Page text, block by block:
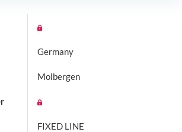
Germany
Molbergen
FIXED LINE